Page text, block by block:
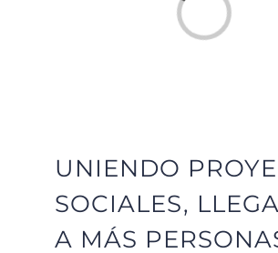
Cargando...
UNIENDO
SOCIALES,
A MÁS